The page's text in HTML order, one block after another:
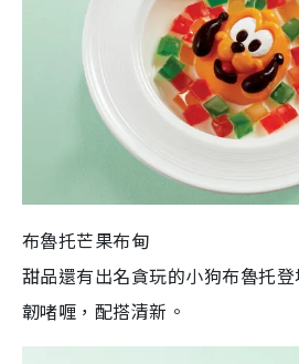
布魯托芒果布甸
甜品還有出名貪玩的小狗布魯托
韌啫喱，配搭清新。